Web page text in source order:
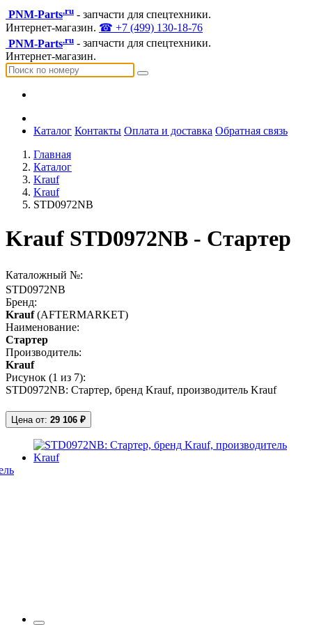
PNM-Parts.ru - запчасти для спецтехники.
Интернет-магазин. ☎ +7 (499) 130-18-76
PNM-Parts.ru - запчасти для спецтехники.
Интернет-магазин.
Каталог Контакты Оплата и доставка Обратная связь
Главная
Каталог
Krauf
Krauf
STD0972NB
Krauf STD0972NB - Стартер
Каталожный №:
STD0972NB
Бренд:
Krauf (AFTERMARKET)
Наименование:
Стартер
Производитель:
Krauf
Рисунок (1 из 7):
STD0972NB: Стартер, бренд Krauf, производитель Krauf
Цена от: 29 106 ₽